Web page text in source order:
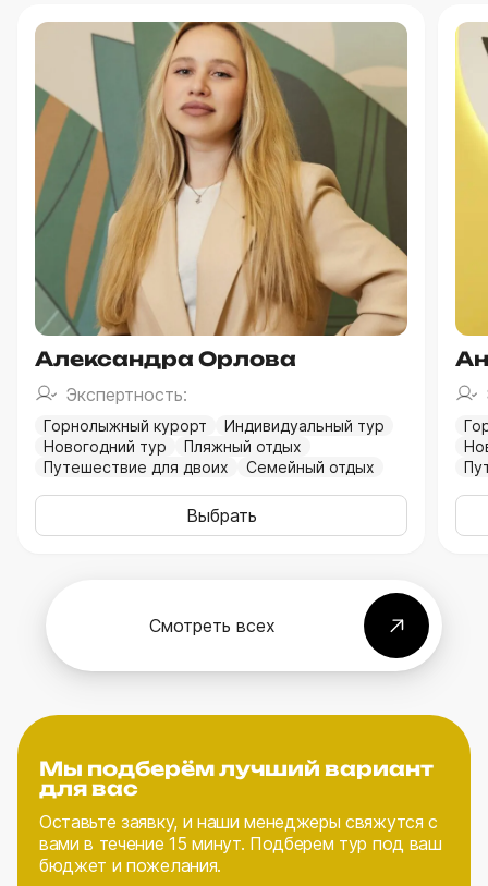
Александра Орлова
Экспертность:
Горнолыжный курорт
Индивидуальный тур
Новогодний тур
Пляжный отдых
Путешествие для двоих
Семейный отдых
Выбрать
Смотреть всех
Мы подберём лучший вариант
для вас
Оставьте заявку, и наши менеджеры свяжутся с
вами в течение 15 минут. Подберем тур под ваш
бюджет и пожелания.